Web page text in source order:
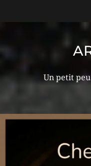
Un petit